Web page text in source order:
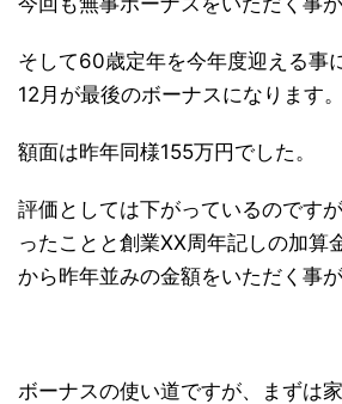
そして60歳定年を今年度迎える事
12月が最後のボーナスになります。
額面は昨年同様155万円でした。
評価としては下がっているのです
ったことと創業XX周年記しの加算
から昨年並みの金額をいただく事が
ボーナスの使い道ですが、まずは